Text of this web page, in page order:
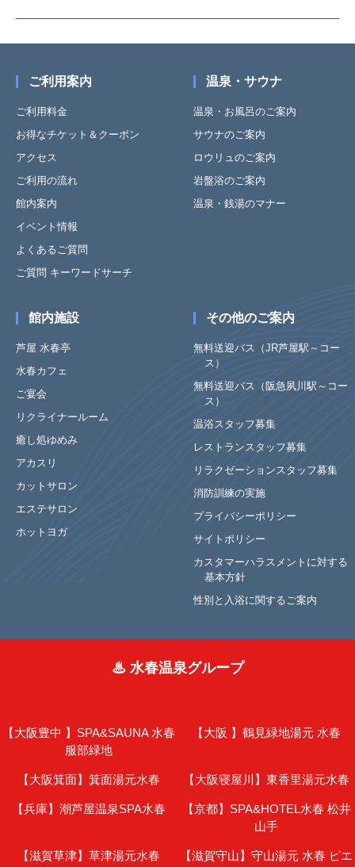
ご利用案内
ご利用料金
お得なチケット＆クーポン
アクセス
ご利用の流れ
館内案内
イベント情報
よくあるご質問
ご質問 キーワードサーチ
温泉・サウナ
温泉・お風呂のご案内
サウナのご案内
ロウリュのご案内
岩盤浴のご案内
温泉・銭湯のマナー
館内施設
芦屋 水春亭
水春カフェ
ご宴会
リクライナールーム
癒し処ゆめみ
アカスリ
カットサロン
エステサロン
ホットヨガ
その他のご案内
無料送迎バス（JR芦屋駅～コー
ス）
無料送迎バス（阪急夙川駅～コー
ス）
温浴スタッフ募集
レストランスタッフ募集
リラクゼーションスタッフ募集
消防訓練の実施
プライバシーポリシー
サイトポリシー
カスタマーハラスメントに対する
基本方針
性別と入浴に関するご案内
♨ 水春温泉グループ
【大阪豊中 】 SPA&SAUNA 水春
服部緑地
【大阪 】 鶴見緑地湯元 水春
【大阪箕面】 箕面湯元水春 【大阪寝屋川】 東香里湯元水春
【兵庫】 潮芦屋温泉SPA水春 【京都】 SPA&HOTEL水春 松井
山手
【滋賀草津】 草津湯元水春 【滋賀守山】 守山湯元 水春 ピエ